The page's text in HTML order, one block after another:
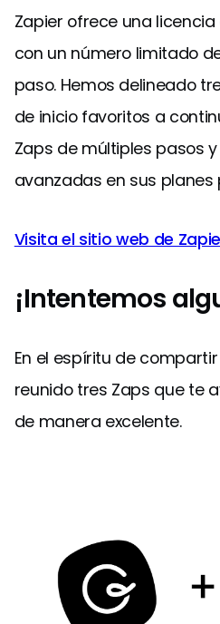
Zapier ofrece una
con un número limitado
paso. Hemos delineado
de inicio favoritos a
Zaps de múltiples pasos
avanzadas en sus planes
Visita el sitio web de
¡Intentemos
En el espíritu de
reunido tres Zaps que te
de manera excelente.